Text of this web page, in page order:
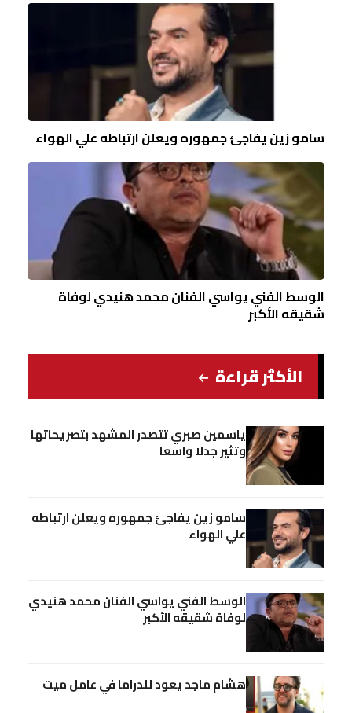
سامو زين يفاجئ جمهوره ويعلن ارتباطه علي الهواء
الوسط الفني يواسي الفنان محمد هنيدي لوفاة
شقيقه الأكبر
الأكثر قراءة
ياسمين صبري تتصدر المشهد بتصريحاتها
وتثير جدلا واسعا
سامو زين يفاجئ جمهوره ويعلن ارتباطه
علي الهواء
الوسط الفني يواسي الفنان محمد هنيدي
لوفاة شقيقه الأكبر
هشام ماجد يعود للدراما في عامل ميت